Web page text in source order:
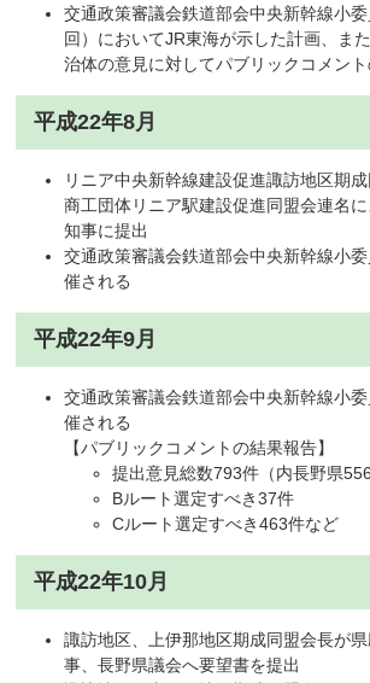
交通政策審議会鉄道部会中央新幹線小
回）においてJR東海が示した計画、ま
治体の意見に対してパブリックコメン
平成22年8月
リニア中央新幹線建設促進諏訪地区期
商工団体リニア駅建設促進同盟会連名
知事に提出
交通政策審議会鉄道部会中央新幹線小
催される
平成22年9月
交通政策審議会鉄道部会中央新幹線小
催される
【パブリックコメントの結果報告】
提出意見総数793件（内長野県556
Bルート選定すべき37件
Cルート選定すべき463件など
平成22年10月
諏訪地区、上伊那地区期成同盟会長が
事、長野県議会へ要望書を提出